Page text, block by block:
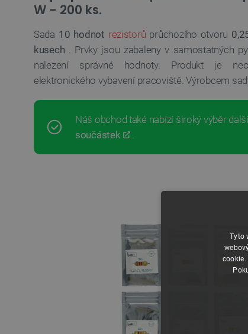
W - 200 ks.
Sada 10 hodnot rezistorů průchozího otvoru
kusech . Prvky jsou zabaleny v samostatných
nalezení správné hodnoty. Produkt je
elektronického vybavení pracoviště. Výrobcem
Náš obchod také nabízí široký výběr
součástek
.
Tyto